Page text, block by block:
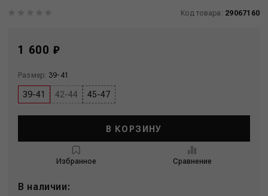
Код товара: 29067160
1 600 ₽
Размер: 39-41
39-41 42-44 45-47
В КОРЗИНУ
Избранное Сравнение
В наличии: